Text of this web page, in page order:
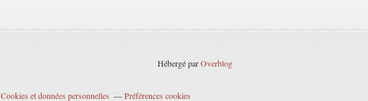
Hébergé parOverblog
Cookies et données personnelles Préférences cookies